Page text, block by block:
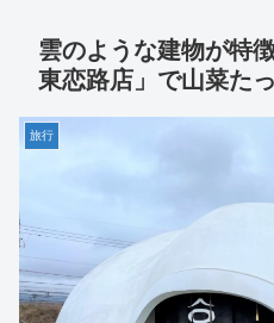
雲のような建物が特
東恋路店」で山菜た
旅行